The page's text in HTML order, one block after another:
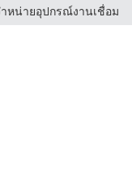
หน่ายอุปกรณ์งานเชื่อม